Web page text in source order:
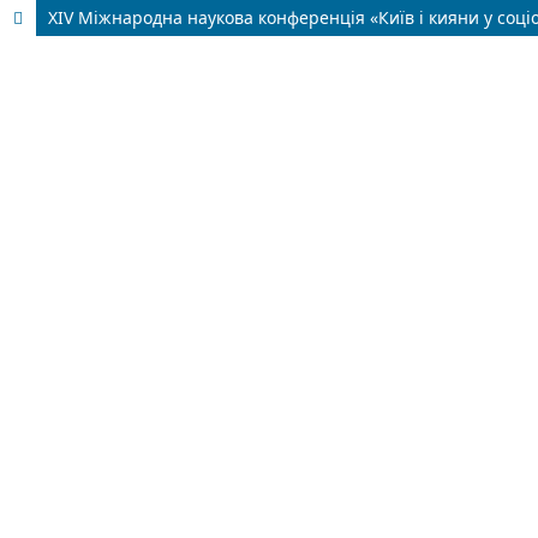
XIV Міжнародна наукова конференція «Київ і кияни у